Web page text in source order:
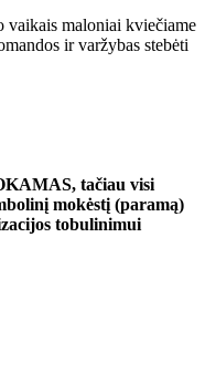
vaikais maloniai kviečiame
ir varžybas stebėti
tačiau visi
mokėstį (paramą)
tobulinimui